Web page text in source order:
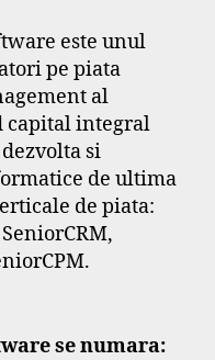
este unul
pe piata
al
capital integral
si
de ultima
de piata:
se numara: